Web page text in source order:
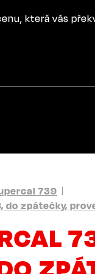
která vás
739
do zpátečky,